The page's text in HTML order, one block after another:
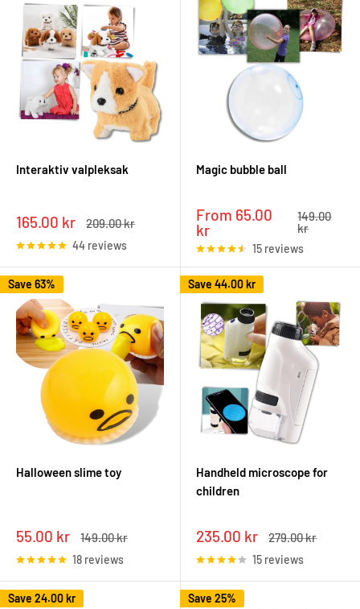
Interaktiv valpleksak
Sale
price
165.00 kr
Regular
209.00 kr
44 reviews
Magic bubble ball
Sale
price
From 65.00
kr
Regular
price
149.00
kr
15 reviews
Save 63%
Halloween slime toy
Sale
price
55.00 kr
Regular
149.00 kr
18 reviews
Save 44.00 kr
Handheld microscope for
children
Sale
price
235.00 kr
Regular
279.00 kr
15 reviews
Save 24.00 kr Save 25%